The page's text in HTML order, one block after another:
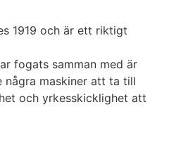
1919 och är ett riktigt
fogats samman med är
några maskiner att ta till
och yrkesskicklighet att